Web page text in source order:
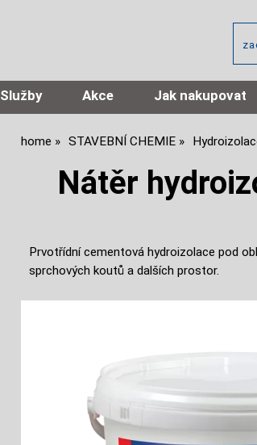
Služby Akce Jak nakupovat
home STAVEBNÍ CHEMIE
Nátěr
Prvotřídní cementová hydroizolace pod
sprchových koutů a dalších prostor.